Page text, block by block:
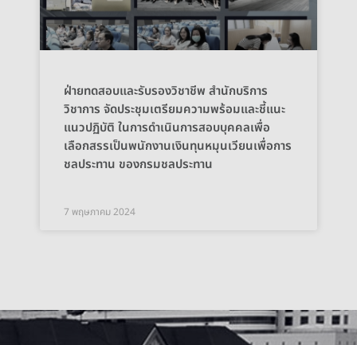
ฝ่ายทดสอบและรับรองวิชาชีพ สำนักบริการ
วิชาการ จัดประชุมเตรียมความพร้อมและชี้แนะ
แนวปฏิบัติ ในการดำเนินการสอบบุคคลเพื่อ
เลือกสรรเป็นพนักงานเงินทุนหมุนเวียนเพื่อการ
ชลประทาน ของกรมชลประทาน
7 พฤษภาคม 2024